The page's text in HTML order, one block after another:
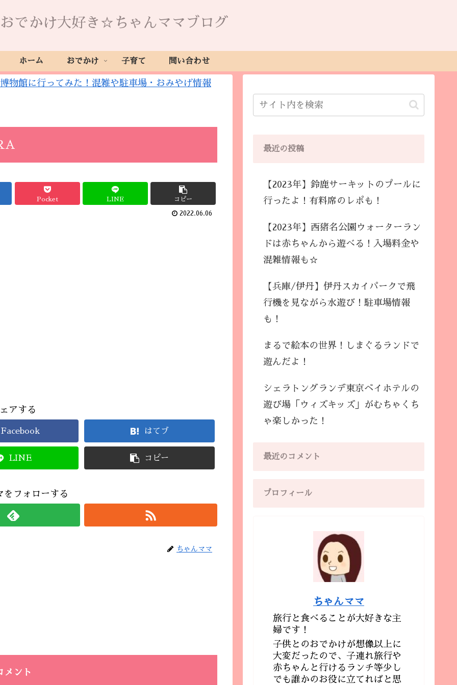
おでかけ大好き☆ちゃんママブログ
ホーム おでかけ 子育て 問い合わせ
物館に行ってみた！混雑や駐車場・おみやげ情報
Pocket LINE コピー
2022.06.06
アする
Facebook はてブ
LINE コピー
をフォローする
ちゃんママ
メント
最近の投稿
【2023年】鈴鹿サーキットのプールに
行ったよ！有料席のレポも！
【2023年】西猪名公園ウォーターラン
ドは赤ちゃんから遊べる！入場料金や
混雑情報も☆
【兵庫/伊丹】伊丹スカイパークで飛
行機を見ながら水遊び！駐車場情報
も！
まるで絵本の世界！しまぐるランドで
遊んだよ！
シェラトングランデ東京ベイホテルの
遊び場「ウィズキッズ」がむちゃくち
ゃ楽しかった！
最近のコメント
プロフィール
ちゃんママ
旅行と食べることが大好きな主
婦です！
子供とのおでかけが想像以上に
大変だったので、子連れ旅行や
赤ちゃんと行けるランチ等少し
でも誰かのお役に立てればと思